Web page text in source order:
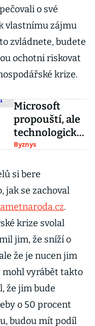
o své
vlastnímu zájmu
zvládnete, budete
ochotni riskovat
krize.
Microsoft
propouští, ale
technologické
firmy v Česku
podzimu
optimističtější
Byznys
si bere
jak se zachoval
.
krize svolal
jim, že sníží o
že je nucen jim
mohl vyrábět takto
že jim bude
o 50 procent
budou mít podíl